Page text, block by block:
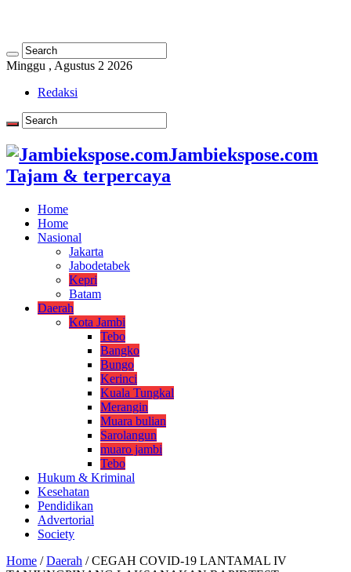
Minggu , Agustus 2 2026
Redaksi
Jambiekspose.com
Tajam & terpercaya
Home
Home
Nasional
Jakarta
Jabodetabek
Kepri
Batam
Daerah
Kota Jambi
Tebo
Bangko
Bungo
Kerinci
Kuala Tungkal
Merangin
Muara bulian
Sarolangun
muaro jambi
Tebo
Hukum & Kriminal
Kesehatan
Pendidikan
Advertorial
Society
Home / Daerah / CEGAH COVID-19 LANTAMAL IV